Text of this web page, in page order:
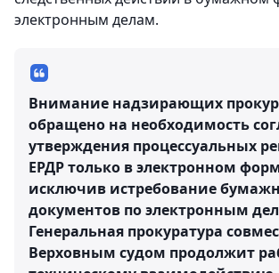
электронным делам.
Внимание надзирающих
обращено на необходимость
утверждения процессуальных
ЕРДР только в электронном
исключив истребование
документов по электронным
Генеральная прокуратура
Верховным судом продолжит